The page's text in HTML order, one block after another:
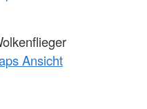
Ansicht